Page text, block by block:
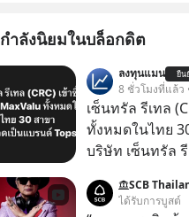
กำลังนิยมในบล็อกดิต
ลงทุนแมน ยืน
8 ชั่วโมงที่แล้ว
เซ็นทรัล รีเทล
ทั้งหมดในไทย
บริษัท เซ็นทรัล
ฟู้ด รีเทล จำกัด
SCB
ได้รับการบูสต์